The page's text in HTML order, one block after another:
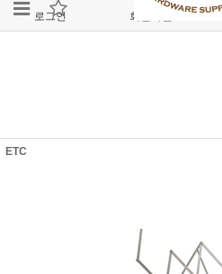
로그인 회원가입
ETC